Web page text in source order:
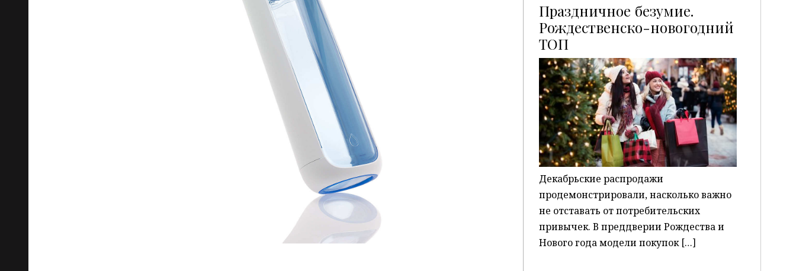
Праздничное безумие.
Рождественско-новогодний
ТОП
P
Декабрьские распродажи
продемонстрировали, насколько важно
не отставать от потребительских
привычек. В преддверии Рождества и
Нового года модели покупок […]